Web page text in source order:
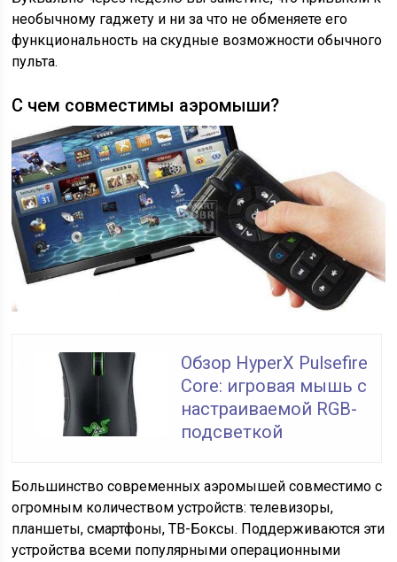
необычному гаджету и ни за что не обменяете его
функциональность на скудные возможности обычного
пульта.
С чем совместимы аэромыши?
Обзор HyperX Pulsefire
Core: игровая мышь с
настраиваемой RGB-
подсветкой
Большинство современных аэромышей совместимо с
огромным количеством устройств: телевизоры,
планшеты, смартфоны, ТВ-Боксы. Поддерживаются эти
устройства всеми популярными операционными